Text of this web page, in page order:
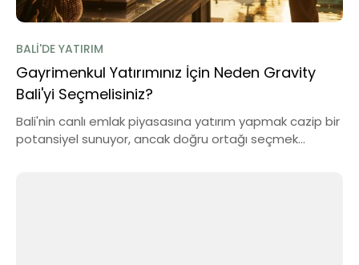
BALI'DE YATIRIM
Gayrimenkul Yatırımınız İçin Neden Gravity
Bali'yi Seçmelisiniz?
Bali'nin canlı emlak piyasasına yatırım yapmak cazip bir
potansiyel sunuyor, ancak doğru ortağı seçmek...